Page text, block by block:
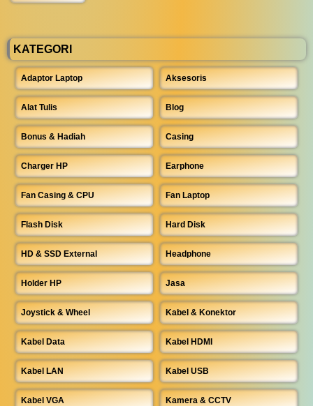
KATEGORI
Adaptor Laptop Aksesoris
Alat Tulis Blog
Bonus & Hadiah Casing
Charger HP Earphone
Fan Casing & CPU Fan Laptop
Flash Disk Hard Disk
HD & SSD External Headphone
Holder HP Jasa
Joystick & Wheel Kabel & Konektor
Kabel Data Kabel HDMI
Kabel LAN Kabel USB
Kabel VGA Kamera & CCTV